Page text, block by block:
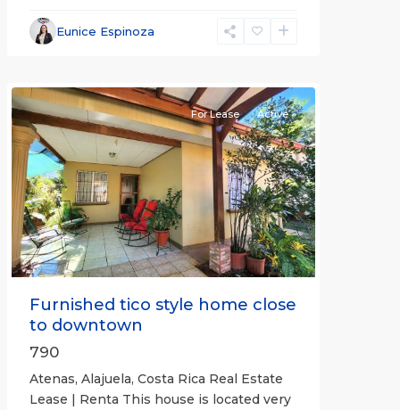
Eunice Espinoza
Alajuela
(Province)
Previous Next
For Lease Active
Furnished tico style home close
to downtown
790
Atenas, Alajuela, Costa Rica Real Estate
Lease | Renta This house is located very